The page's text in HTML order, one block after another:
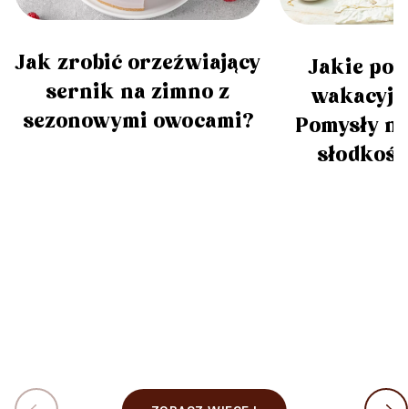
Jak zrobić orzeźwiający
sernik na zimno z
sezonowymi owocami?
Jakie
Pomysły